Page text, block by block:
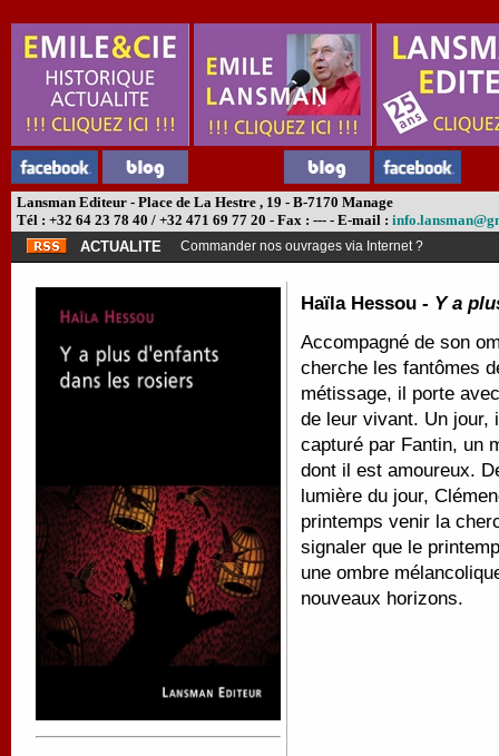
Lansman Editeur - Place de La Hestre , 19 - B-7170 Manage
Tél : +32 64 23 78 40 / +32 471 69 77 20 - Fax : --- - E-mail :
ACTUALITE
Commander nos ouvrages via Internet ?
Haïla Hessou - Y a
Accompagné de son
cherche les fantômes
métissage, il porte
de leur vivant. Un jour,
capturé par Fantin, un
dont il est amoureux.
lumière du jour,
printemps venir la
signaler que le
une ombre
nouveaux horizons.